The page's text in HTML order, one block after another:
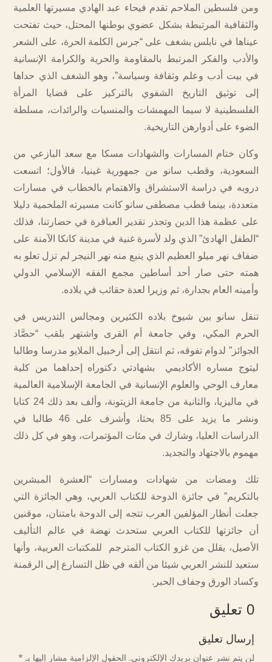
ومن فلسطين الملاحم تقدم فيحاء عبد الهادي مسيرتها العلمية
والثقافية المرتبطة بشكل عضوي بوطنها المحتل، حيث تفتحت
عيناها في نابلس بشغف على “جرس الكلمة الحرة، على الشعر
والأدب والفكر المرتبط بالمقاومة والحرية والكرامة الإنسانية
في بيت أدب وعلم وثقافة وسياسة”، وهو الشغف الذي حداها
إلى توثيق التاريخ الشفوي بالتركيز على قضايا المرأة
الفلسطينية لا سيما المهمشات والمنسيات والرائدات، مسلطة
الضوء على أدوارهن التاريخية.
وكان ختام المسارات والشهادات مسكا مع سعد البازعي من
السعودية، وقطب سانو من جمهورية غينيا، فالأول؛ اتسعت
دروبه في دراسة الاستشراق والاهتمام بالخطاب في مسارات
متعددة، بينما قطب مصطفى سانو كانت مسيرته الملحمية دليلا
على عظمة هذا الدين وتجذر تقدير العباقرة في حضارتنا، فذلك
“الطفل الهادئ” الذي ولد لأسرة غنية في مدينة كانكا الآمنة على
ضفاف نهر ميلو العظيم الذي ينبع منه نهر النيجر لم تزل تعلو به
همته حتى صار أحد أساطين مجمع الفقه الإسلامي الدولي
وأمينه العام بجدارة، ثم وزيرا لعدة حقائب في بلاده.
تنقل سانو بين شيوخ بلاده الكثيرين ومجالس التدريس في
الحرم المكي، وفي جامعة أم القرى واشتهر بلقب “حصَّاد
الجوائز” لدوام تفوقه، ثم انتقل إلى أرخبيل الملايو مدرسا وطالبا
ليتوج مساره الأكاديمي بشهادتي دكتوراه إحداهما من كلية
معارف الوحي والعلوم الإنسانية في الجامعة الإسلامية العالمية
في ماليزيا، والثانية من جامعة الزيتونة، وألف بعد ذلك 24 كتابا
ونشر ما يزيد على 85 بحثا، وأشرف على 46 طالبا في
الدراسات العليا، وشارك في مئات المؤتمرات، وهو في كل ذلك
مهموم بالاجتهاد والتجديد.
تلك ومضات من شهادات ومسارات “العشرة المبشرين
بالتكريم” في جائزة الدوحة للكتاب العربي، وهي الجائزة التي
جعلت أنظار المؤلفين العرب تتجه إلى الدوحة بامتنان، موقنين
أن جائزتها للكتاب العربي ستحدث نهضة في عالم التأليف
الأصيل، يقلل من غزو الكتاب المترجم للمكتبات العربية، وأنها
ستعيد للنشر العربي شيئا من ألقه في ظل التسارع إلى الرقمنة
وكساد الورق وجفاف الحبر.
0 تعليق
إرسال تعليق
لن يتم نشر عنوان بريدك الإلكتروني. الحقول الإلزامية مشار إليها بـ *